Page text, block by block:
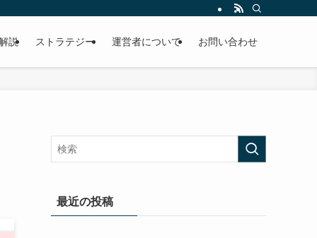
説 ストラテジー 運営者について お問い合わせ
最近の投稿